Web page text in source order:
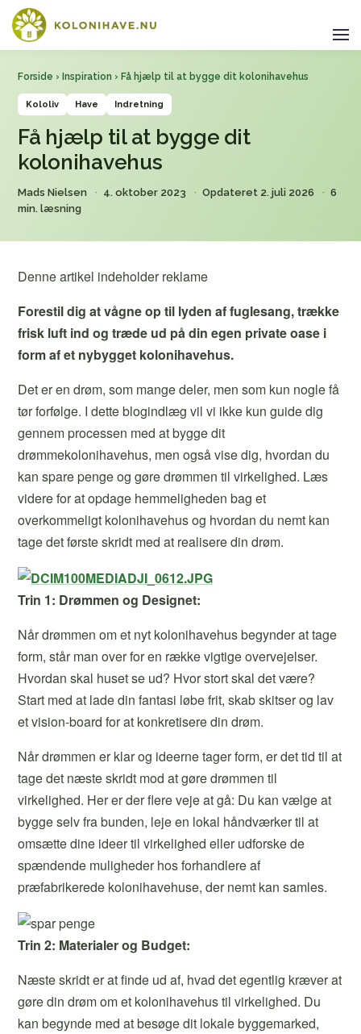
Forside › Inspiration › Få hjælp til at bygge dit kolonihavehus
Kololiv Have Indretning
Få hjælp til at bygge dit
kolonihavehus
Mads Nielsen 4. oktober 2023 Opdateret 2. juli 2026
6
min. læsning
Denne artikel indeholder reklame
Forestil dig at vågne op til lyden af fuglesang, trække
frisk luft ind og træde ud på din egen private oase i
form af et nybygget kolonihavehus.
Det er en drøm, som mange deler, men som kun nogle få
tør forfølge. I dette blogindlæg vil vi ikke kun guide dig
gennem processen med at bygge dit
drømmekolonihavehus, men også vise dig, hvordan du
kan spare penge og gøre drømmen til virkelighed. Læs
videre for at opdage hemmeligheden bag et
overkommeligt kolonihavehus og hvordan du nemt kan
tage det første skridt med at realisere din drøm.
Trin 1: Drømmen og Designet:
Når drømmen om et nyt kolonihavehus begynder at tage
form, står man over for en række vigtige overvejelser.
Hvordan skal huset se ud? Hvor stort skal det være?
Start med at lade din fantasi løbe frit, skab skitser og lav
et vision-board for at konkretisere din drøm.
Når drømmen er klar og ideerne tager form, er det tid til at
tage det næste skridt mod at gøre drømmen til
virkelighed. Her er der flere veje at gå: Du kan vælge at
bygge selv fra bunden, leje en lokal håndværker til at
omsætte dine ideer til virkelighed eller udforske de
spændende muligheder hos forhandlere af
præfabrikerede kolonihavehuse, der nemt kan samles.
Trin 2: Materialer og Budget:
Næste skridt er at finde ud af, hvad det egentlig kræver at
gøre din drøm om et kolonihavehus til virkelighed. Du
kan begynde med at besøge dit lokale byggemarked,